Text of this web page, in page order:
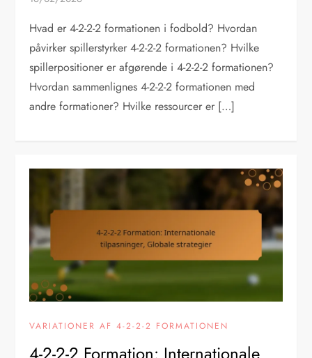
Hvad er 4-2-2-2 formationen i fodbold? Hvordan
påvirker spillerstyrker 4-2-2-2 formationen? Hvilke
spillerpositioner er afgørende i 4-2-2-2 formationen?
Hvordan sammenlignes 4-2-2-2 formationen med
andre formationer? Hvilke ressourcer er […]
VARIATIONER AF 4-2-2-2 FORMATIONEN